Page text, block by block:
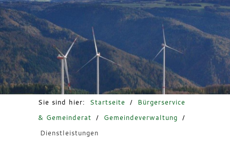
Bürgerservice & Gemeinderat
Leben in Hasel
Freizeit & Tourismus
Sie sind hier: Startseite /
Bürgerservice
& Gemeinderat
/ Gemeindeverwaltung
/
Dienstleistungen